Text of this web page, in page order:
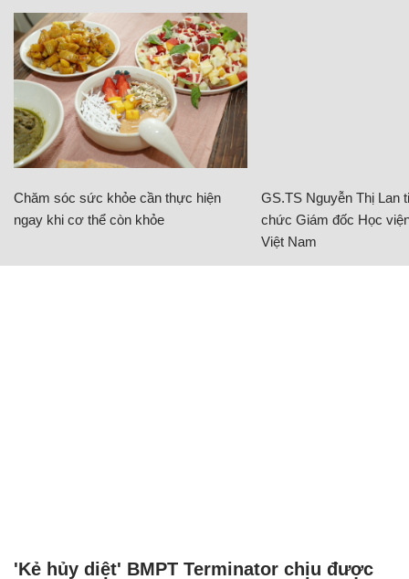
Chăm sóc sức khỏe cần thực hiện
ngay khi cơ thể còn khỏe
GS.TS Nguyễn Thị Lan
chức Giám đốc Học
Việt Nam
'Kẻ hủy diệt' BMPT Terminator chịu được